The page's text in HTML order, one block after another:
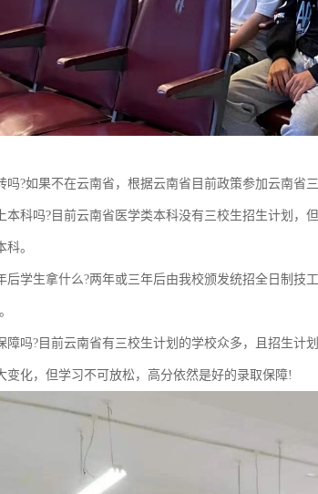
吗?如果不在云南省，根据云南省目前政策参加云南省
本科吗?目前云南省医学类本科没有三校生招生计划，
。
后学生拿什么?两年或三年后由我校颁发统招全日制技
障吗?目前云南省有三校生计划的学校众多，且招生计
变化，但学习不可放松，高分依然是好的录取保障!